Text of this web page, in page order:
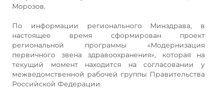
Морозов.
По информации регионального Минздрава, в
настоящее время сформирован проект
региональной программы «Модернизация
первичного звена здравоохранения», которая на
текущий момент находится на согласовании у
межведомственной рабочей группы Правительства
Российской Федерации.